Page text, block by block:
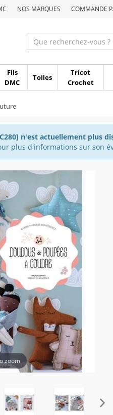
NOS MARQUES COMMANDE
Fils
DMC
Toiles
Tricot
Crochet
n'est actuellement plus
plus d'informations sur son
zoom